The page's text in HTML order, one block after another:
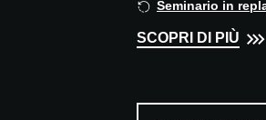
Seminario in
SCOPRI DI PIÙ